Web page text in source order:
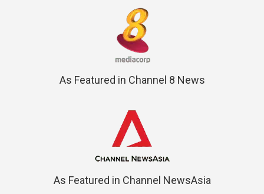
As Featured in Channel 8 News
As Featured in Channel NewsAsia